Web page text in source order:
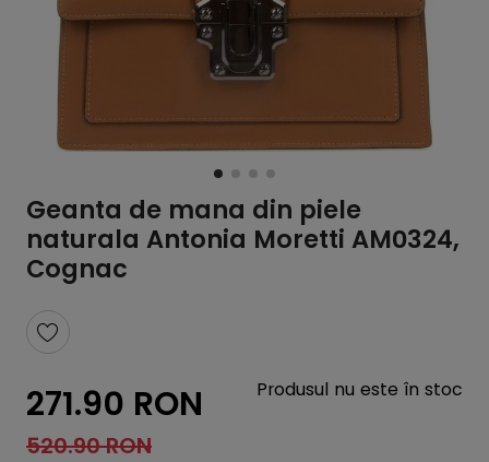
Geanta de mana din piele
naturala Antonia Moretti AM0324,
Cognac
271.90 RON
520.90 RON
Produsul nu este în stoc